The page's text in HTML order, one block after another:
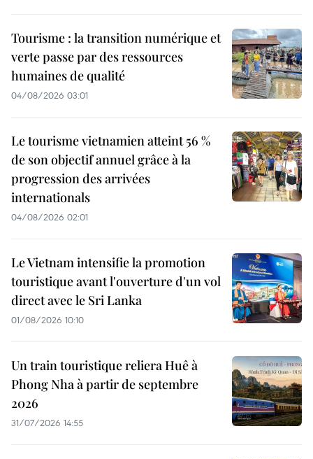
Tourisme : la transition numérique et
verte passe par des ressources
humaines de qualité
04/08/2026 03:01
Le tourisme vietnamien atteint 56 %
de son objectif annuel grâce à la
progression des arrivées
internationals
04/08/2026 02:01
Le Vietnam intensifie la promotion
touristique avant l'ouverture d'un vol
direct avec le Sri Lanka
01/08/2026 10:10
Un train touristique reliera Huê à
Phong Nha à partir de septembre
2026
31/07/2026 14:55